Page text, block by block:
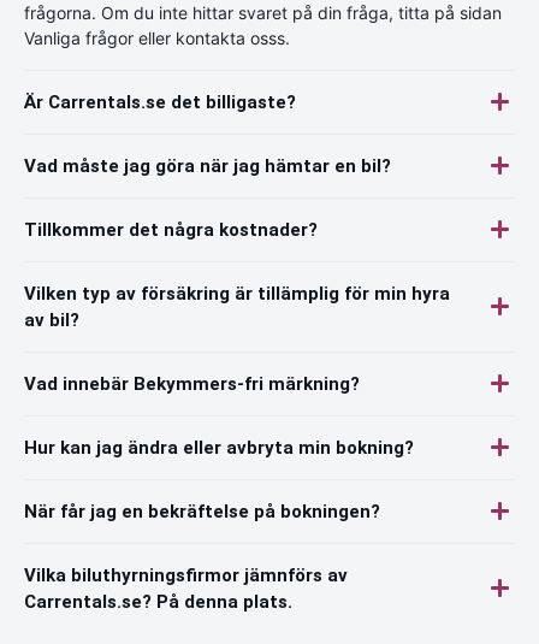
frågorna. Om du inte hittar svaret på din fråga, titta på sidan
Vanliga frågor eller kontakta osss.
Är Carrentals.se det billigaste?
Vad måste jag göra när jag hämtar en bil?
Tillkommer det några kostnader?
Vilken typ av försäkring är tillämplig för min hyra
av bil?
Vad innebär Bekymmers-fri märkning?
Hur kan jag ändra eller avbryta min bokning?
När får jag en bekräftelse på bokningen?
Vilka biluthyrningsfirmor jämnförs av
Carrentals.se? På denna plats.